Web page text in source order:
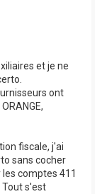
et je ne
ont
fiscale, j'ai
sans cocher
comptes 411
Tout s'est